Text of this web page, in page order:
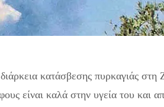
κατάσβεσης πυρκαγιάς
είναι καλά στην υγεία του και